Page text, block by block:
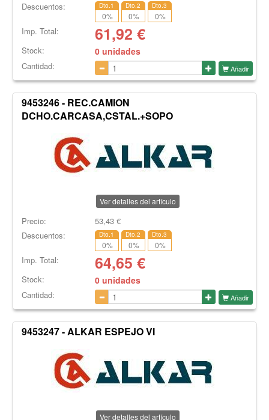
Descuentos:
Dto.1
0%
Dto.2
0%
Dto.3
0%
Imp. Total: 61,92 €
Stock: 0 unidades
Cantidad: Añadir
9453246 - REC.CAMION
DCHO.CARCASA,CSTAL.+SOPO
Ver detalles del artículo
Precio: 53,43€
Descuentos:
Dto.1
0%
Dto.2
0%
Dto.3
0%
Imp. Total: 64,65 €
Stock: 0 unidades
Cantidad: Añadir
9453247 - ALKAR ESPEJO VI
Ver detalles del artículo